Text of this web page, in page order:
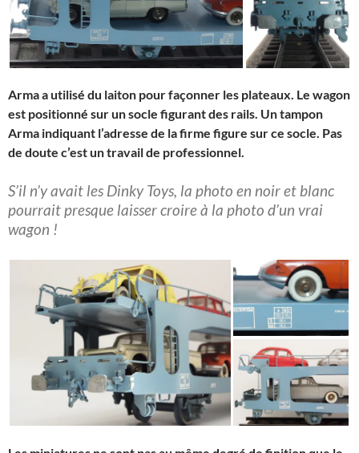
Arma a utilisé du laiton pour façonner les plateaux. Le wagon
est positionné sur un socle figurant des rails. Un tampon
Arma indiquant l’adresse de la firme figure sur ce socle. Pas
de doute c’est un travail de professionnel.
S’il n’y avait les Dinky Toys, la photo en noir et blanc
pourraitpresque laisser croire à la photo d’un vrai
wagon !